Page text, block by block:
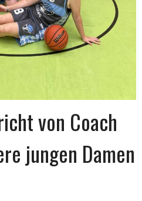
von Coach
jungen Damen